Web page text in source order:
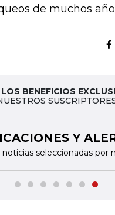
de muchos
BENEFICIOS
Y
noticias seleccionadas por